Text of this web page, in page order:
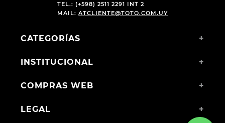
TEL.: (+598) 2511 2291 INT 2
MAIL: ATCLIENTE@TOTO.COM.UY
CATEGORÍAS +
INSTITUCIONAL +
COMPRAS WEB +
LEGAL +